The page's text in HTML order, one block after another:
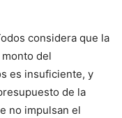
considera que la
del
es insuficiente, y
de la
no impulsan el